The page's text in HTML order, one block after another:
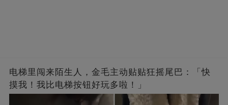
电梯里闯来陌生人，金毛主动贴贴狂摇尾巴：「快
摸我！我比电梯按钮好玩多啦！」